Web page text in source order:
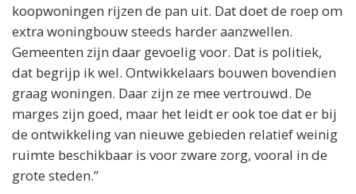
koopwoningen rijzen de pan uit. Dat doet de roep om
extra woningbouw steeds harder aanzwellen.
Gemeenten zijn daar gevoelig voor. Dat is politiek,
dat begrijp ik wel. Ontwikkelaars bouwen bovendien
graag woningen. Daar zijn ze mee vertrouwd. De
marges zijn goed, maar het leidt er ook toe dat er bij
de ontwikkeling van nieuwe gebieden relatief weinig
ruimte beschikbaar is voor zware zorg, vooral in de
grote steden.”